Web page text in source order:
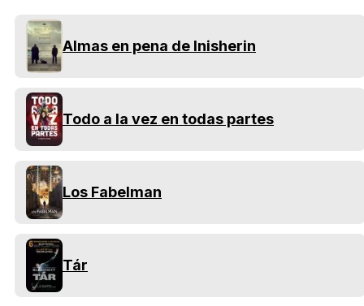
Almas en pena de Inisherin
Todo a la vez en todas partes
Los Fabelman
Tár